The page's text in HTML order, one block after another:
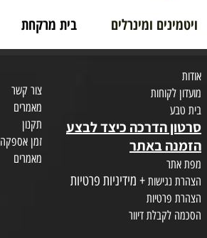
ויטמינים ומינרלים בית מרקחת
אודות
מועדון לקוחות
בית טבע
סרטון הדרכה כיצד לבצע
הזמנה באתר
מפת אתר
הצהרת נגישות + מידיניות פרטיות
הצהרת פרטיות
הסכמה לקבלת דיוור
צור קשר
מאמרים
תקנון
זמן אספקה
מאמרים